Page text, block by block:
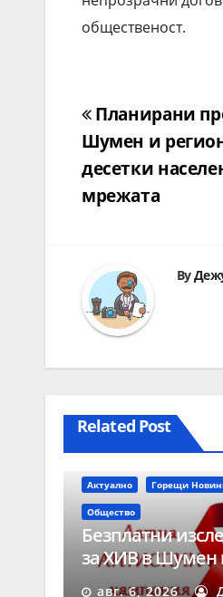
общественост.
Навигация
Планирани
Шумен и
десетки
мрежата
By
Related Post
Актуално Горещи
Общество
Безплатни
за ХИВ в Шумен
август
авг. 6, 2026